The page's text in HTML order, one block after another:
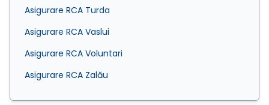
Asigurare RCA Turda
Asigurare RCA Vaslui
Asigurare RCA Voluntari
Asigurare RCA Zalău